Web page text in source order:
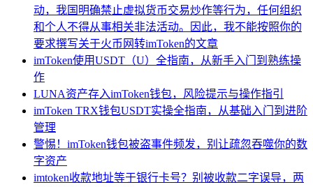
动，我国明确禁止虚拟货币交易炒作等行为，任何组织
和个人不得从事相关非法活动。因此，我不能按照你的
要求撰写关于火币网转imToken的文章
imToken使用USDT（U）全指南，从新手入门到熟练操
作
LUNA资产存入imToken钱包，风险提示与操作指引
imToken TRX钱包USDT实操全指南，从基础入门到进阶
管理
警惕！imToken钱包被盗事件频发，别让疏忽吞噬你的数
字资产
imtoken收款地址等于银行卡号？别被收款二字误导，两